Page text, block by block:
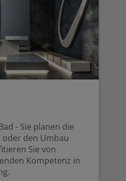
- Sie planen die
den Umbau
Sie von
Kompetenz in